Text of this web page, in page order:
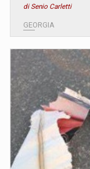
di Senio Carletti
GEORGIA